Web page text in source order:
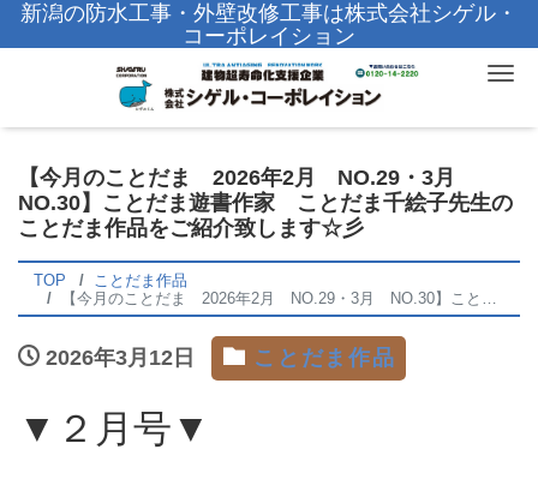
新潟の防水工事・外壁改修工事は株式会社シゲル・
コーポレイション
【今月のことだま 2026年2月 NO.29・3月
NO.30】ことだま遊書作家 ことだま千絵子先生の
ことだま作品をご紹介致します☆彡
TOP
ことだま作品
【今月のことだま 2026年2月 NO.29・3月 NO.30】ことだま遊書作家 ことだま千絵子先生のことだま作品をご紹介致します☆彡
2026年3月12日 ことだま作品
▼２月号▼